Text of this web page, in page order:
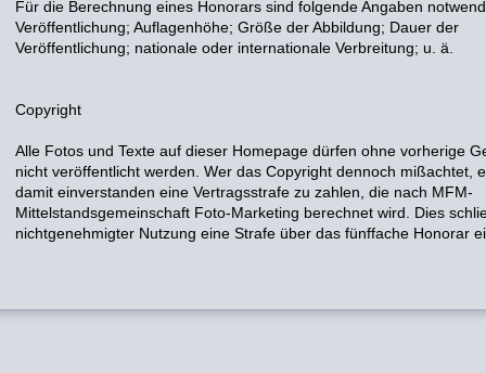
Für die Berechnung eines Honorars sind folgende Angaben
Veröffentlichung; Auflagenhöhe; Größe der Abbildung; Dauer der
Veröffentlichung; nationale oder internationale Verbreitung; u. ä.
Copyright
Alle Fotos und Texte auf dieser Homepage dürfen ohne vorherige
nicht veröffentlicht werden. Wer das Copyright dennoch mißachtet,
damit einverstanden eine Vertragsstrafe zu zahlen, die nach MFM-
Mittelstandsgemeinschaft Foto-Marketing berechnet wird. Dies
nichtgenehmigter Nutzung eine Strafe über das fünffache Honorar